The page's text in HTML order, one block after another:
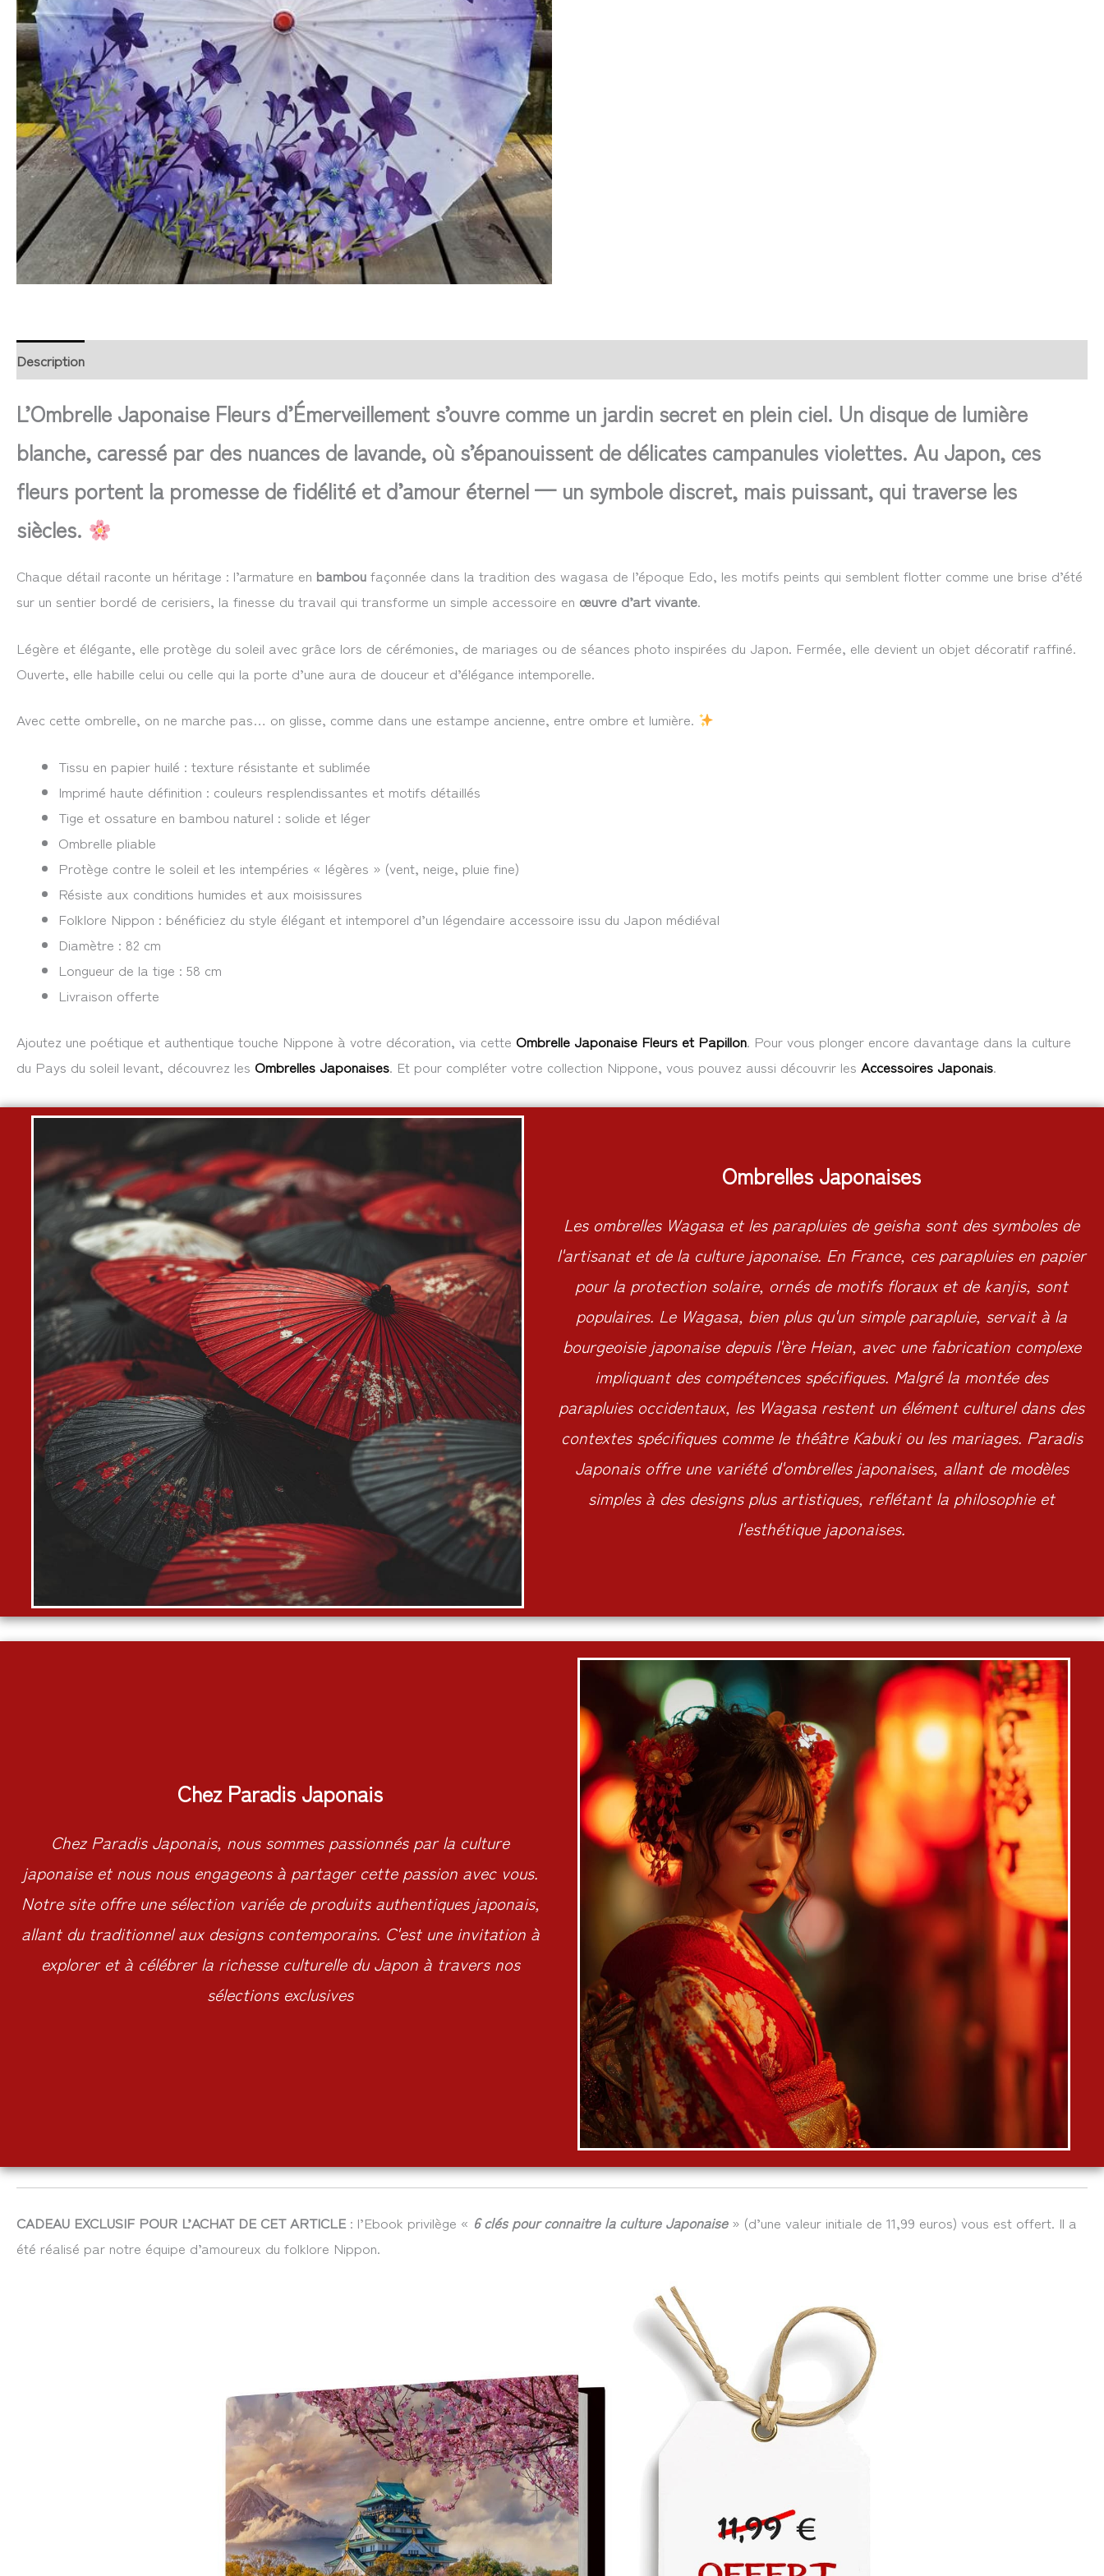
Description
L’Ombrelle Japonaise Fleurs d’Émerveillement s’ouvre comme un jardin secret en plein ciel. Un disque de lumière
blanche, caressé par des nuances de lavande, où s’épanouissent de délicates campanules violettes. Au Japon, ces
fleurs portent la promesse de fidélité et d’amour éternel — un symbole discret, mais puissant, qui traverse les
siècles.
Chaque détail raconte un héritage : l’armature en bambou façonnée dans la tradition des wagasa de l’époque Edo, les motifs peints qui semblent flotter comme une brise d’été
sur un sentier bordé de cerisiers, la finesse du travail qui transforme un simple accessoire en œuvre d’art vivante.
Légère et élégante, elle protège du soleil avec grâce lors de cérémonies, de mariages ou de séances photo inspirées du Japon. Fermée, elle devient un objet décoratif raffiné.
Ouverte, elle habille celui ou celle qui la porte d’une aura de douceur et d’élégance intemporelle.
Avec cette ombrelle, on ne marche pas… on glisse, comme dans une estampe ancienne, entre ombre et lumière.
Tissu en papier huilé : texture résistante et sublimée
Imprimé haute définition : couleurs resplendissantes et motifs détaillés
Tige et ossature en bambou naturel : solide et léger
Ombrelle pliable
Protège contre le soleil et les intempéries « légères » (vent, neige, pluie fine)
Résiste aux conditions humides et aux moisissures
Folklore Nippon : bénéficiez du style élégant et intemporel d’un légendaire accessoire issu du Japon médiéval
Diamètre : 82 cm
Longueur de la tige : 58 cm
Livraison offerte
Ajoutez une poétique et authentique touche Nippone à votre décoration, via cette Ombrelle Japonaise Fleurs et Papillon. Pour vous plonger encore davantage dans la culture
du Pays du soleil levant, découvrez les Ombrelles Japonaises. Et pour compléter votre collection Nippone, vous pouvez aussi découvrir les Accessoires Japonais.
Ombrelles Japonaises
Les ombrelles Wagasa et les parapluies de geisha sont des symboles de
l'artisanat et de la culture japonaise. En France, ces parapluies en papier
pour la protection solaire, ornés de motifs floraux et de kanjis, sont
populaires. Le Wagasa, bien plus qu'un simple parapluie, servait à la
bourgeoisie japonaise depuis l'ère Heian, avec une fabrication complexe
impliquant des compétences spécifiques. Malgré la montée des
parapluies occidentaux, les Wagasa restent un élément culturel dans des
contextes spécifiques comme le théâtre Kabuki ou les mariages. Paradis
Japonais offre une variété d'ombrelles japonaises, allant de modèles
simples à des designs plus artistiques, reflétant la philosophie et
l'esthétique japonaises.
Chez Paradis Japonais
Chez Paradis Japonais, nous sommes passionnés par la culture
japonaise et nous nous engageons à partager cette passion avec vous.
Notre site offre une sélection variée de produits authentiques japonais,
allant du traditionnel aux designs contemporains. C'est une invitation à
explorer et à célébrer la richesse culturelle du Japon à travers nos
sélections exclusives
CADEAU EXCLUSIF POUR L’ACHAT DE CET ARTICLE : l’Ebook privilège « 6 clés pour connaitre la culture Japonaise» (d’une valeur initiale de 11,99 euros) vous est offert. Il a
été réalisé par notre équipe d’amoureux du folklore Nippon.